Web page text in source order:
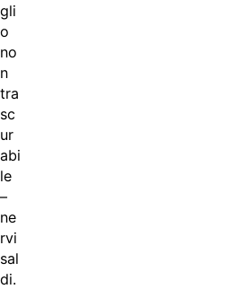
gli
o
no
n
tra
sc
ur
abi
le
–
ne
rvi
sal
di.